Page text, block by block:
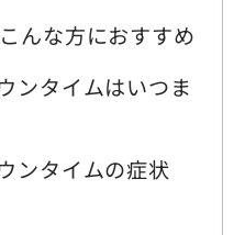
んな方におすすめ
ンタイムはいつま
ンタイムの症状